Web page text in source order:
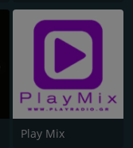
Play Mix